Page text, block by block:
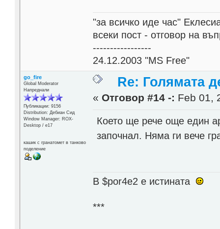
"за всичко иде час"
всеки пост - отговор на
-----------------
24.12.2003 "MS Free"
go_fire
Global Moderator
Напреднали
Публикации: 9156
Distribution: Дебиан Сид
Window Manager: ROX-
Desktop / е17
кашик с гранатомет в танково
поделение
Re: Голямата
« Отговор #14 -: Feb 01,
Което ще рече още един
започнал. Няма ги вече
В $por4e2 e истината
***